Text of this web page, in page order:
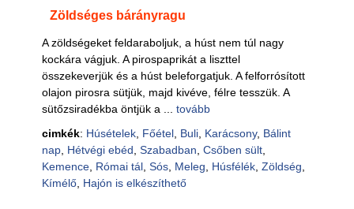
Zöldséges bárányragu
A zöldségeket feldaraboljuk, a húst nem túl nagy
kockára vágjuk. A pirospaprikát a liszttel
összekeverjük és a húst beleforgatjuk. A felforrósított
olajon pirosra sütjük, majd kivéve, félre tesszük. A
sütőzsiradékba öntjük a ... tovább
cimkék: Húsételek, Főétel, Buli, Karácsony, Bálint
nap, Hétvégi ebéd Szabadban Csőben sült,
Kemence, Római tál, Sós, Meleg Húsfélék, Zöldség
Kímélő, Hajón is elkészíthető